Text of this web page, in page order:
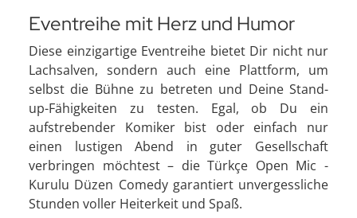
Eventreihe mit Herz und Humor
Diese einzigartige Eventreihe bietet Dir nicht nur
Lachsalven, sondern auch eine Plattform, um
selbst die Bühne zu betreten und Deine Stand-
up-Fähigkeiten zu testen. Egal, ob Du ein
aufstrebender Komiker bist oder einfach nur
einen lustigen Abend in guter Gesellschaft
verbringen möchtest – die Türkçe Open Mic -
Kurulu Düzen Comedy garantiert unvergessliche
Stunden voller Heiterkeit und Spaß.